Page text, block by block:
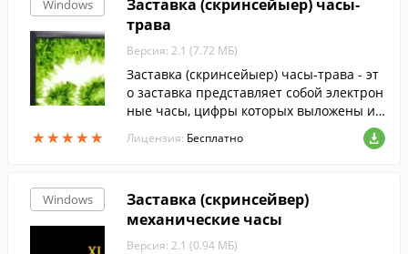
Windows
★★★★★
★★★★★
Заставка (скринсейыер) часы-
трава
Версия: 2.1 (7.72 МБ)
Заставка (скринсейыер) часы-трава - эт
о заставка представляет собой электрон
ные часы, цифры которых выложены из
Лицензия: Бесплатно
Windows
Заставка (скринсейвер)
механические часы
Версия: 2.1 (0.94 МБ)